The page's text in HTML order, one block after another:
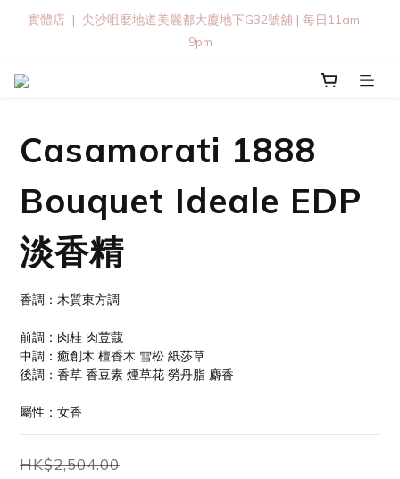
實體店  |  尖沙咀麼地道美麗都大廈地下G32號舖 | 每日11am -
9pm
Casamorati 1888
Bouquet Ideale EDP
淡香精
香調：木質東方調
前調：肉桂 肉荳蔻
中調：癒創木 檀香木 雪松 紙莎草
後調：香草 香豆素 煙草花 勞丹脂 麝香
屬性：女香
HK$2,504.00